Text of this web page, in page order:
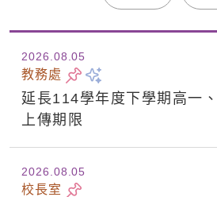
05
2026.08
教務處
延長114學年度下學期高一
上傳期限
05
2026.08
校長室